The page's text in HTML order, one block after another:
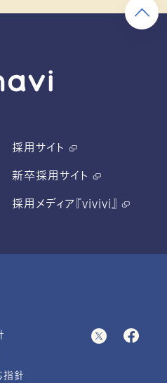
採用サイト
新卒採用サイト
採用メディア『vivivi』
指針